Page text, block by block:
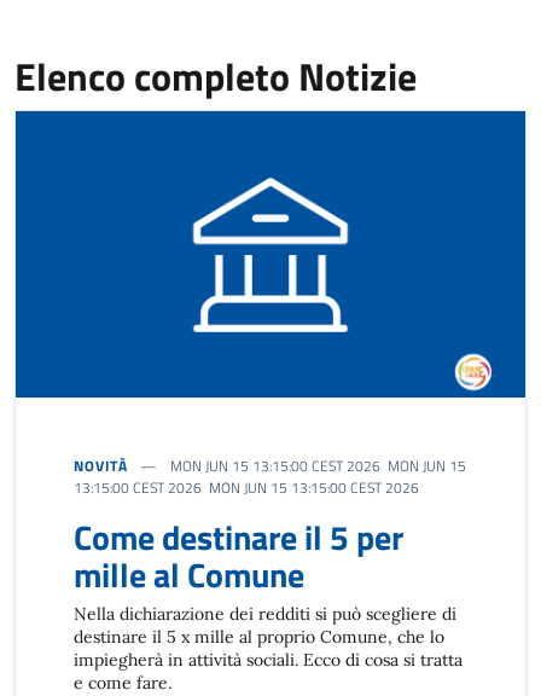
Elenco completo Notizie
NOVITÀ
MON JUN 15 13:15:00 CEST 2026 MON JUN 15
13:15:00 CEST 2026 MON JUN 15 13:15:00 CEST 2026
Come destinare il 5 per
mille al Comune
Nella dichiarazione dei redditi si può scegliere di
destinare il 5 x mille al proprio Comune, che lo
impiegherà in attività sociali. Ecco di cosa si tratta
e come fare.